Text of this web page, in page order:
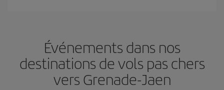
Événements dans nos
destinations de vols pas chers
vers Grenade-Jaen